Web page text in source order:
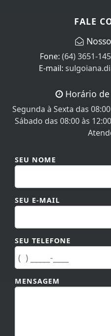
FALE
Fone: (64) 3651-
E-mail:
Horário
Segunda à Sexta das
Sábado das 08:00 às
SEU NOME
SEU E-MAIL
SEU TELEFONE
MENSAGEM